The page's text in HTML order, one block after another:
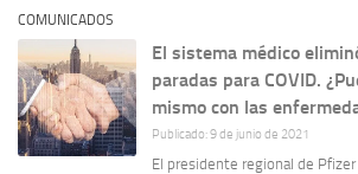
COMUNICADOS
El sistema médico
paradas para COVID.
mismo con las
Publicado: 9 de junio de 2021
El presidente regional de